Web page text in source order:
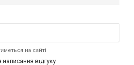
на сайті
написання відгуку